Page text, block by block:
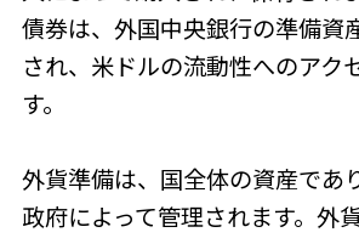
債券は、外国中央銀行の準備資
され、米ドルの流動性へのアク
す。
外貨準備は、国全体の資産であ
政府によって管理されます。外